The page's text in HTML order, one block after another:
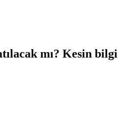
mı? Kesin bilgi